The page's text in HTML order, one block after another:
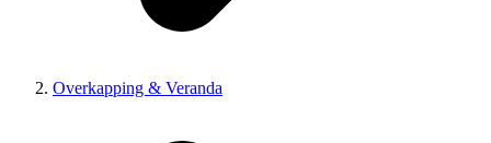
Overkapping & Veranda